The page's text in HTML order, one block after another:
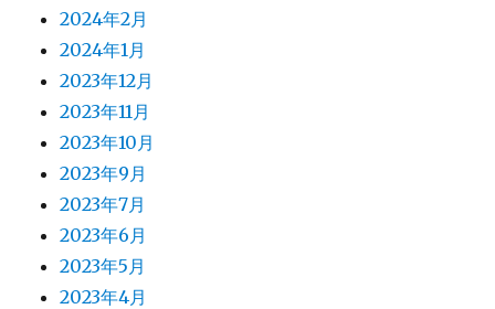
2024年2月
2024年1月
2023年12月
2023年11月
2023年10月
2023年9月
2023年7月
2023年6月
2023年5月
2023年4月